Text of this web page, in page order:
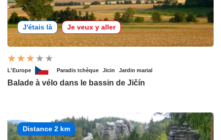
J'étais là Je veux y aller
L'Europe Paradis tchèque Jicin Jardin marial
Balade à vélo dans le bassin de Jičín
Distance 2 km